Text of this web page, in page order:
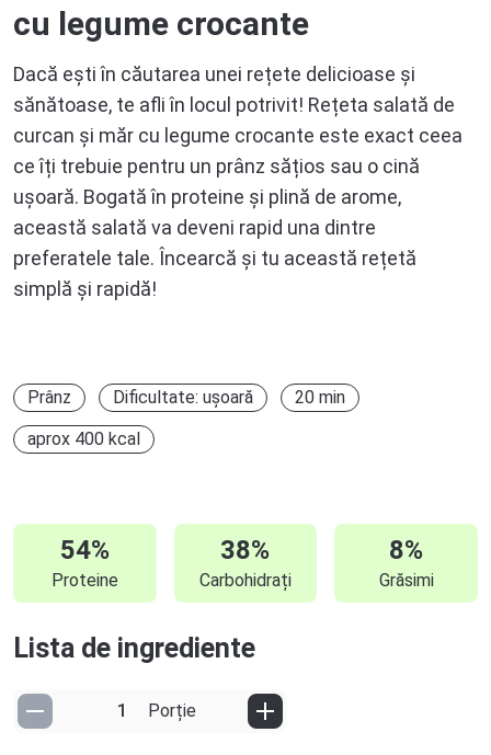
cu legume crocante
Dacă ești în căutarea unei rețete delicioase și
sănătoase, te afli în locul potrivit! Rețeta salată de
curcan și măr cu legume crocante este exact ceea
ce îți trebuie pentru un prânz sățios sau o cină
ușoară. Bogată în proteine și plină de arome,
această salată va deveni rapid una dintre
preferatele tale. Încearcă și tu această rețetă
simplă și rapidă!
Prânz Dificultate: ușoară
20 min
aprox 400 kcal
54%
Proteine
38%
Carbohidrați
8%
Grăsimi
Lista de ingrediente
Porție